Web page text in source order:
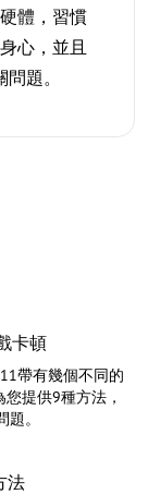
體，習慣
心，並且
題。
卡頓
帶有幾個不同的
提供9種方法，
。
法